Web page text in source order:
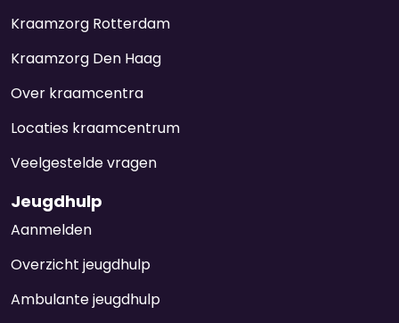
Kraamzorg Rotterdam
Kraamzorg Den Haag
Over kraamcentra
Locaties kraamcentrum
Veelgestelde vragen
Jeugdhulp
Aanmelden
Overzicht jeugdhulp
Ambulante jeugdhulp